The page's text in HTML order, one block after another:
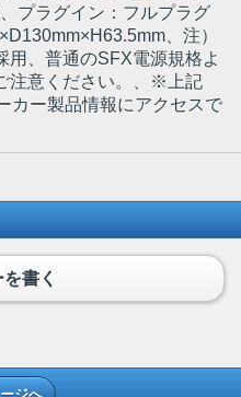
プラグイン：フルプラグ
、注）
用、普通のSFX電源規格よ
注意ください。、※上記
カー製品情報にアクセスで
書く